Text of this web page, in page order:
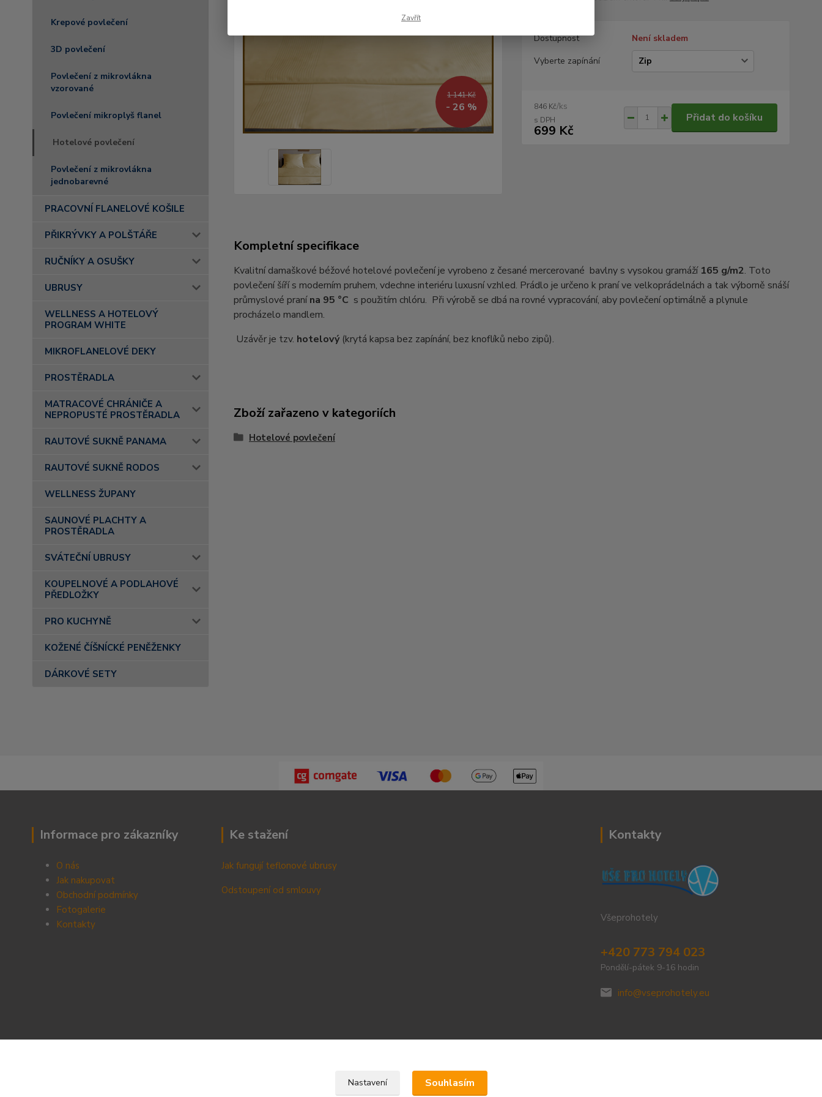
Krepové povlečení
3D povlečení
Povlečení z mikrovlákna
vzorované
Povlečení mikroplyš flanel
Hotelové povlečení
Povlečení z mikrovlákna
jednobarevné
PRACOVNÍ FLANELOVÉ KOŠILE
PŘIKRÝVKY A POLŠTÁŘE
RUČNÍKY A OSUŠKY
UBRUSY
WELLNESS A HOTELOVÝ
PROGRAM WHITE
MIKROFLANELOVÉ DEKY
PROSTĚRADLA
MATRACOVÉ CHRÁNIČE A
NEPROPUSTÉ PROSTĚRADLA
RAUTOVÉ SUKNĚ PANAMA
RAUTOVÉ SUKNĚ RODOS
WELLNESS ŽUPANY
SAUNOVÉ PLACHTY A
PROSTĚRADLA
SVÁTEČNÍ UBRUSY
KOUPELNOVÉ A PODLAHOVÉ
PŘEDLOŽKY
PRO KUCHYNĚ
KOŽENÉ ČÍŠNÍCKÉ PENĚŽENKY
DÁRKOVÉ SETY
1 141 Kč
- 26 %
Dostupnost
Není skladem
Vyberte zapínání
846 Kč/ks
699 Kč
Přidat do košíku
Kompletní specifikace
Kvalitní damaškové béžové hotelové povlečení je vyrobeno z česané mercerované bavlny s vysokou gramáží 165 g/m2. Toto
povlečení šíří s moderním pruhem, vdechne interiéru luxusní vzhled. Prádlo je určeno k praní ve velkoprádelnách a tak výborně snáší
průmyslové praní na 95 °C s použitím chlóru. Při výrobě se dbá na rovné vypracování, aby povlečení optimálně a plynule
procházelo mandlem.
Uzávěr je tzv. hotelový(krytá kapsa bez zapínání, bez knoflíků nebo zipů).
Zboží zařazeno v kategoriích
Hotelové povlečení
Informace pro zákazníky
O nás
Jak nakupovat
Obchodní podmínky
Fotogalerie
Kontakty
Ke stažení
Jak fungují teflonové ubrusy
Odstoupení od smlouvy
Kontakty
Všeprohotely
+420 773 794 023
Pondělí-pátek 9-16 hodin
info@vseprohotely.eu
Upravit sběr cookies.
Zavřít
Nastavení Souhlasím